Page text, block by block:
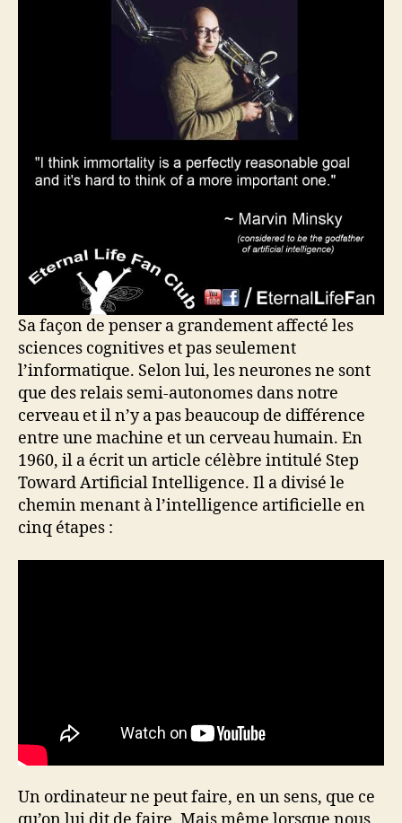
Sa façon de penser a grandement affecté les
sciences cognitives et pas seulement
l’informatique. Selon lui, les neurones ne sont
que des relais semi-autonomes dans notre
cerveau et il n’y a pas beaucoup de différence
entre une machine et un cerveau humain. En
1960, il a écrit un article célèbre intitulé Step
Toward Artificial Intelligence. Il a divisé le
chemin menant à l’intelligence artificielle en
cinq étapes :
Un ordinateur ne peut faire, en un sens, que ce